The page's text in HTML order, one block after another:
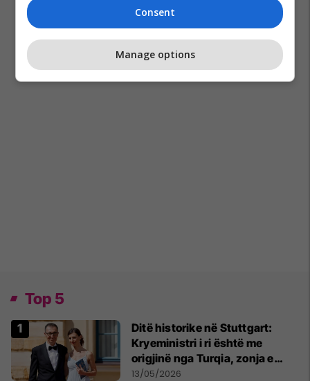
Top 5
Ditë historike në Stuttgart:
Kryeministri i ri është me
origjinë nga Turqia, zonja e
parë një shqiptare nga
13/05/2026
Consent
Manage options